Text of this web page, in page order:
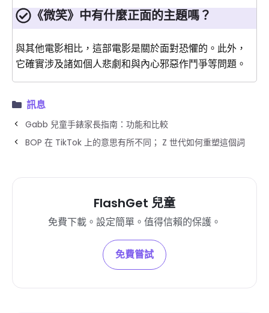
《微笑》中有什麼正面的主題嗎？
與其他電影相比，這部電影是關於面對恐懼的。此外，
它確實涉及諸如個人悲劇和與內心邪惡作鬥爭等問題。
訊息
Gabb 兒童手錶家長指南：功能和比較
BOP 在 TikTok 上的意思有所不同； Z 世代如何重塑這個詞
FlashGet 兒童
免費下載。設定簡單。值得信賴的保護。
免費嘗試